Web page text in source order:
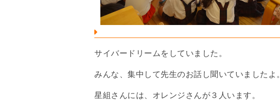
サイバードリームをしていました。
みんな、集中して先生のお話し聞いていましたよ。
星組さんには、オレンジさんが３人います。